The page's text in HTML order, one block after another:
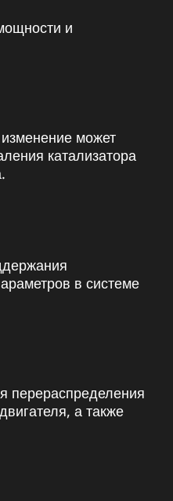
и
может
катализатора
в системе
перераспределения
а также